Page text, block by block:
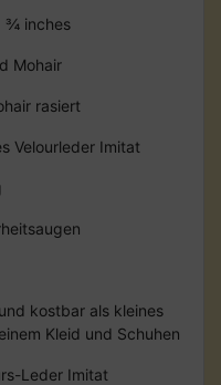
¾ inches
Mohair
rasiert
Velourleder Imitat
kostbar als kleines
Kleid und Schuhen
Leder Imitat